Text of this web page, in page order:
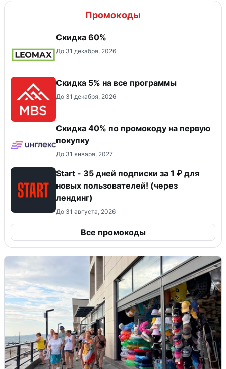
Промокоды
Скидка 60%
До 31 декабря, 2026
Скидка 5% на все программы
До 31 декабря, 2026
Скидка 40% по промокоду на первую
покупку
До 31 января, 2027
Start - 35 дней подписки за 1 ₽ для
новых пользователей! (через
лендинг)
До 31 августа, 2026
Все промокоды